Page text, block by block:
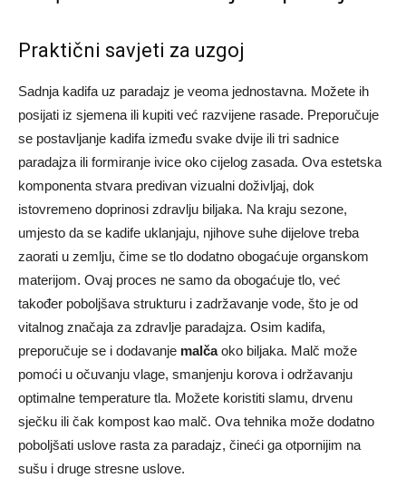
Praktični savjeti za uzgoj
Sadnja kadifa uz paradajz je veoma jednostavna. Možete ih
posijati iz sjemena ili kupiti već razvijene rasade. Preporučuje
se postavljanje kadifa između svake dvije ili tri sadnice
paradajza ili formiranje ivice oko cijelog zasada. Ova estetska
komponenta stvara predivan vizualni doživljaj, dok
istovremeno doprinosi zdravlju biljaka. Na kraju sezone,
umjesto da se kadife uklanjaju, njihove suhe dijelove treba
zaorati u zemlju, čime se tlo dodatno obogaćuje organskom
materijom. Ovaj proces ne samo da obogaćuje tlo, već
također poboljšava strukturu i zadržavanje vode, što je od
vitalnog značaja za zdravlje paradajza. Osim kadifa,
preporučuje se i dodavanje malčaoko biljaka. Malč može
pomoći u očuvanju vlage, smanjenju korova i održavanju
optimalne temperature tla. Možete koristiti slamu, drvenu
sječku ili čak kompost kao malč. Ova tehnika može dodatno
poboljšati uslove rasta za paradajz, čineći ga otpornijim na
sušu i druge stresne uslove.